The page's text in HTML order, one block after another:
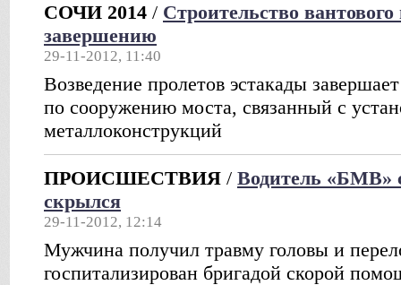
СОЧИ 2014 / Строительство
завершению
29-11-2012, 11:40
Возведение пролетов эстакады
по сооружению моста, связанный с
металлоконструкций
ПРОИСШЕСТВИЯ / Водитель «БМВ»
скрылся
29-11-2012, 12:14
Мужчина получил травму головы и
госпитализирован бригадой скорой